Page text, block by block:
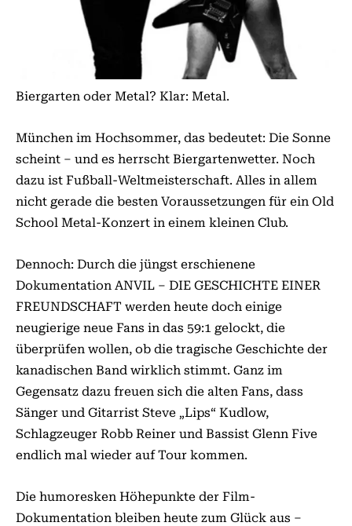
Biergarten oder Metal? Klar: Metal.
München im Hochsommer, das bedeutet: Die Sonne
scheint – und es herrscht Biergartenwetter. Noch
dazu ist Fußball-Weltmeisterschaft. Alles in allem
nicht gerade die besten Voraussetzungen für ein Old
School Metal-Konzert in einem kleinen Club.
Dennoch: Durch die jüngst erschienene
Dokumentation ANVIL – DIE GESCHICHTE EINER
FREUNDSCHAFT werden heute doch einige
neugierige neue Fans in das 59:1 gelockt, die
überprüfen wollen, ob die tragische Geschichte der
kanadischen Band wirklich stimmt. Ganz im
Gegensatz dazu freuen sich die alten Fans, dass
Sänger und Gitarrist Steve „Lips“ Kudlow,
Schlagzeuger Robb Reiner und Bassist Glenn Five
endlich mal wieder auf Tour kommen.
Die humoresken Höhepunkte der Film-
Dokumentation bleiben heute zum Glück aus –